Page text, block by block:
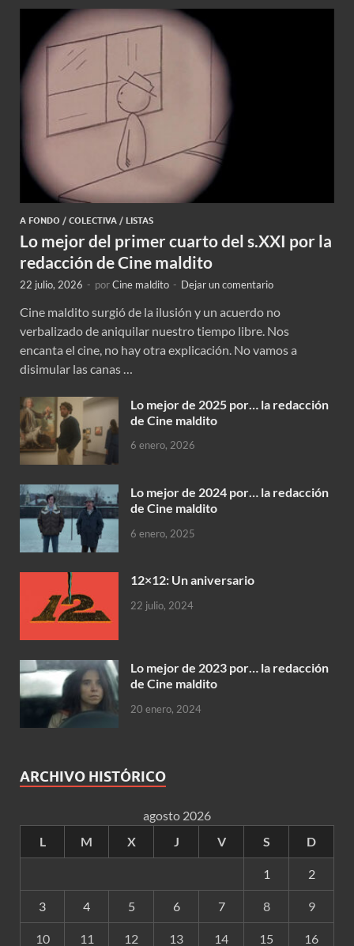
A FONDO / COLECTIVA / LISTAS
Lo mejor del primer cuarto del s.XXI por la
redacción de Cine maldito
22 julio, 2026 - porCine maldito - Dejar un comentario
Cine maldito surgió de la ilusión y un acuerdo no
verbalizado de aniquilar nuestro tiempo libre. Nos
encanta el cine, no hay otra explicación. No vamos a
disimular las canas …
Lo mejor de 2025 por… la redacción
de Cine maldito
6 enero, 2026
Lo mejor de 2024 por… la redacción
de Cine maldito
6 enero, 2025
12×12: Un aniversario
22 julio, 2024
Lo mejor de 2023 por… la redacción
de Cine maldito
20 enero, 2024
ARCHIVO HISTÓRICO
agosto 2026
L
M X J V S D
1 2
3 4 5 6 7 8 9
10 11 12 13 14 15 16